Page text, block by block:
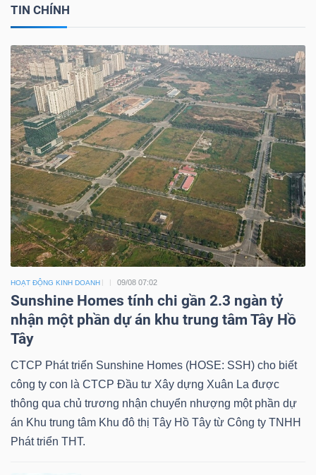
TIN CHÍNH
HOẠT ĐỘNG KINH DOANH 09/08 07:02
Sunshine Homes tính chi gần 2.3 ngàn tỷ
nhận một phần dự án khu trung tâm Tây Hồ
Tây
CTCP Phát triển Sunshine Homes (HOSE: SSH) cho biết
công ty con là CTCP Đầu tư Xây dựng Xuân La được
thông qua chủ trương nhận chuyển nhượng một phần dự
án Khu trung tâm Khu đô thị Tây Hồ Tây từ Công ty TNHH
Phát triển THT.